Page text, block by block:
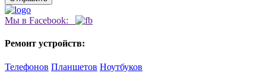
Мы в Facebook:
Ремонт устройств:
Телефонов Планшетов Ноутбуков